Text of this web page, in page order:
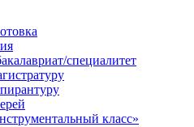
специалитет
класс»